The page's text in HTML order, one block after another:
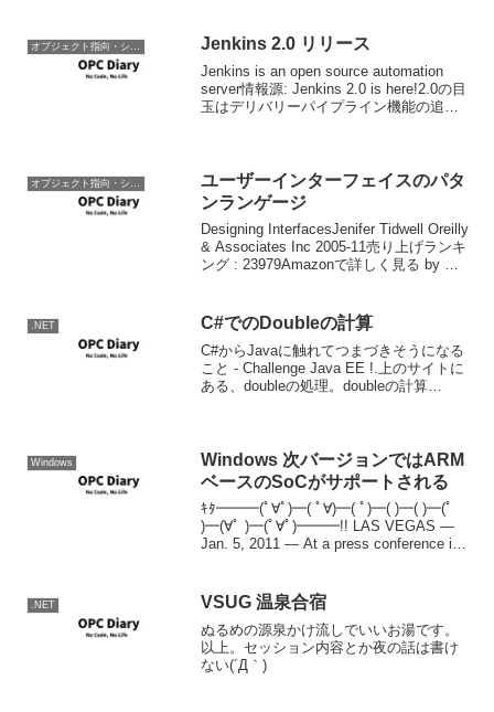
オブジェクト指向・システム開発 Jenkins 2.0 リリース
Jenkins is an open source automation
server情報源: Jenkins 2.0 is here!2.0の目
玉はデリバリーパイプライン機能の追
オブジェクト指向・システム開発
ユーザーインターフェイスのパタ
ンランゲージ
Designing InterfacesJenifer Tidwell Oreilly
& Associates Inc 2005-11売り上げランキ
ング : 23979Amazonで詳しく見る by G-
.NET C#でのDoubleの計算
C#からJavaに触れてつまづきそうになる
こと - Challenge Java EE !.上のサイトに
ある、doubleの処理。doubleの計算
Windows
Windows 次バージョンではARM
ベースのSoCがサポートされる
ｷﾀ━━━(ﾟ∀ﾟ)━( ﾟ∀)━( ﾟ)━( )━( )━(ﾟ
)━(∀ﾟ )━(ﾟ∀ﾟ)━━━!! LAS VEGAS —
Jan. 5, 2011 — At a press conference in
.NET VSUG 温泉合宿
ぬるめの源泉かけ流しでいいお湯です。
以上。セッション内容とか夜の話は書け
ない(´Д｀)